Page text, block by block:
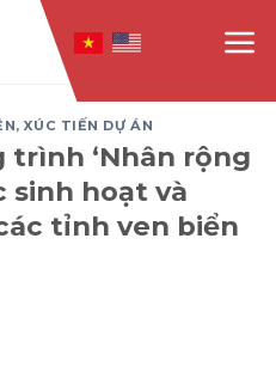
,XÚC TIẾN DỰ ÁN
‘Nhân rộng
sinh hoạt và
tỉnh ven biển